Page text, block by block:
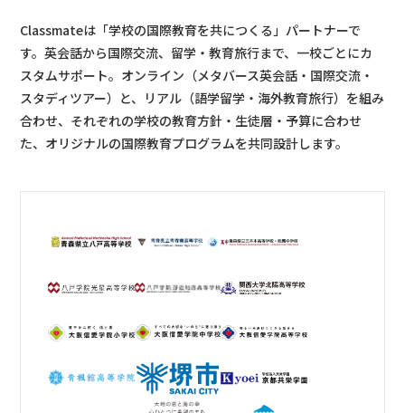
Classmateは「学校の国際教育を共につくる」パートナーで
す。英会話から国際交流、留学・教育旅行まで、一校ごとにカ
スタムサポート。オンライン（メタバース英会話・国際交流・
スタディツアー）と、リアル（語学留学・海外教育旅行）を組み
合わせ、それぞれの学校の教育方針・生徒層・予算に合わせ
た、オリジナルの国際教育プログラムを共同設計します。